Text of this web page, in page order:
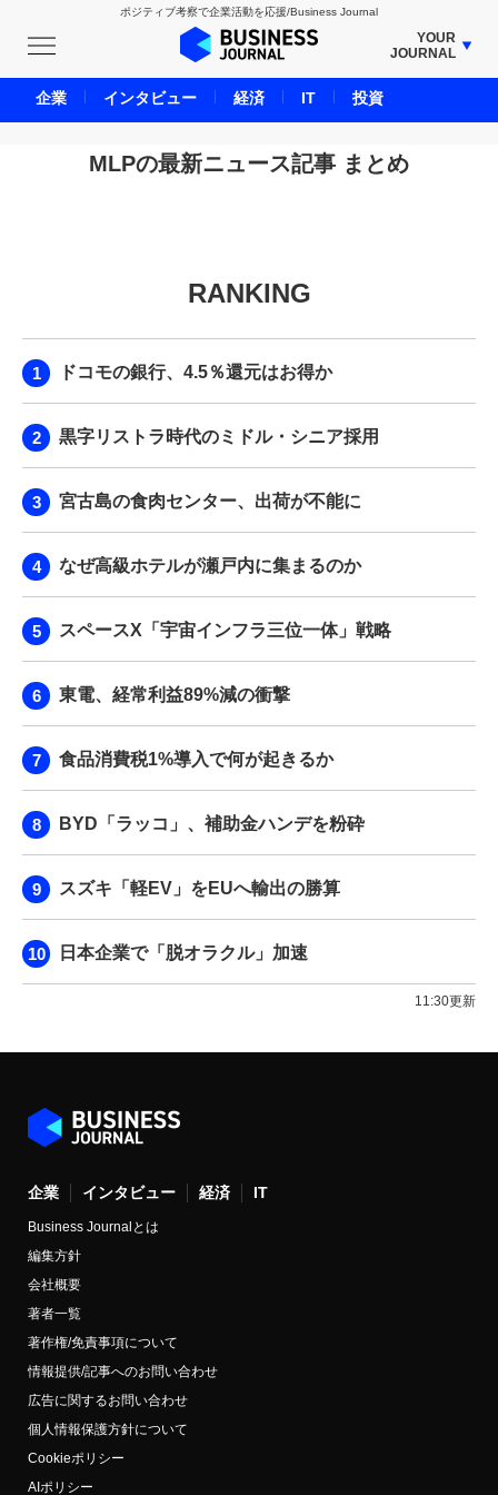
ポジティブ考察で企業活動を応援/Business Journal
YOUR
JOURNAL
BUSINESS JOURNAL
UNICORN JOURNAL
CARBON CREDITS JOURNAL
LIFE ENDING JOURNAL
BPaaS JOURNAL
MLPの最新ニュース記事 まとめ
RANKING
ドコモの銀行、4.5％還元はお得か
黒字リストラ時代のミドル・シニア採用
宮古島の食肉センター、出荷が不能に
なぜ高級ホテルが瀬戸内に集まるのか
スペースX「宇宙インフラ三位一体」戦略
東電、経常利益89%減の衝撃
食品消費税1%導入で何が起きるか
BYD「ラッコ」、補助金ハンデを粉砕
スズキ「軽EV」をEUへ輸出の勝算
日本企業で「脱オラクル」加速
11:30更新
企業 インタビュー 経済 IT
Business Journalとは
編集方針
会社概要
著者一覧
著作権/免責事項について
情報提供/記事へのお問い合わせ
広告に関するお問い合わせ
個人情報保護方針について
Cookieポリシー
AIポリシー
企業 インタビュー 経済 IT 投資